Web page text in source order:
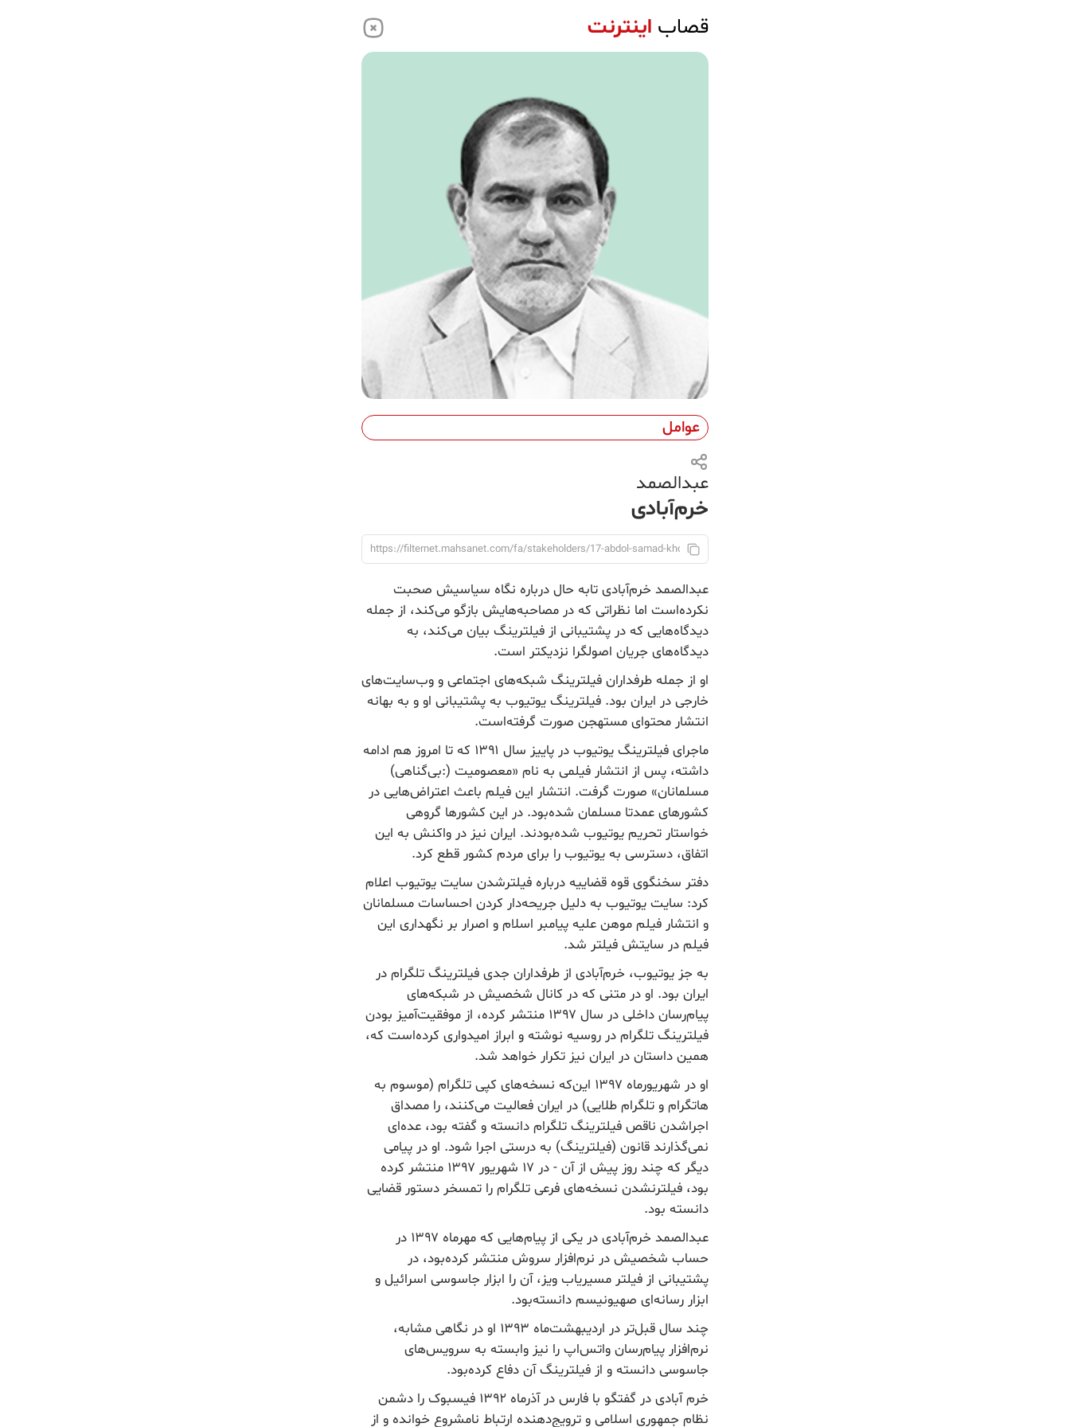
قصاب اینترنت
عوامل
عبدالصمد
خرم‌آبادی
عبدالصمد خرم‌آبادی تابه حال درباره نگاه سیاسیش صحبت
نکرده‌است اما نظراتی که در مصاحبه‌هایش بازگو می‌کند، از جمله
دیدگاه‌هایی که در پشتیبانی از فیلترینگ بیان می‌کند، به
دیدگاه‌های جریان اصولگرا نزدیکتر است.
او از جمله طرفداران فیلترینگ شبکه‌های اجتماعی و وب‌سایت‌های
خارجی در ایران بود. فیلترینگ یوتیوب به پشتیبانی او و به بهانه
انتشار محتوای مستهجن صورت گرفته‌است.
ماجرای فیلترینگ یوتیوب در پاییز سال ۱۳۹۱ که تا امروز هم ادامه
داشته، پس از انتشار فیلمی به نام «معصومیت (:بی‌گناهی)
مسلمانان» صورت گرفت. انتشار این فیلم باعث اعتراض‌هایی در
کشورهای عمدتا مسلمان شده‌بود. در این کشورها گروهی
خواستار تحریم یوتیوب شده‌بودند. ایران نیز در واکنش به این
اتفاق، دسترسی به یوتیوب را برای مردم کشور قطع کرد.
دفتر سخنگوی قوه قضاییه درباره فیلترشدن سایت یوتیوب اعلام
کرد: سایت یوتیوب به دلیل جریحه‌دار کردن احساسات مسلمانان
و انتشار فیلم موهن علیه پیامبر اسلام و اصرار بر نگهداری این
فیلم در سایتش فیلتر شد.
به جز یوتیوب، خرم‌آبادی از طرفداران جدی فیلترینگ تلگرام در
ایران بود. او در متنی که در کانال شخصیش در شبکه‌های
پیام‌رسان داخلی در سال ۱۳۹۷ منتشر کرده،‌ از موفقیت‌آمیز بودن
فیلترینگ تلگرام در روسیه نوشته و ابراز امیدواری کرده‌است که،
همین داستان در ایران نیز تکرار خواهد شد.
او در شهریورماه ۱۳۹۷ این‌که نسخه‌های کپی تلگرام (موسوم به
هاتگرام و تلگرام طلایی) در ایران فعالیت می‌کنند، را مصداق
اجراشدن ناقص فیلترینگ تلگرام دانسته و گفته بود، عده‌ای
نمی‌گذارند قانون (فیلترینگ) به درستی اجرا شود. او در پیامی
دیگر که چند روز پیش از آن - در ۱۷ شهریور ۱۳۹۷ منتشر کرده
بود، فیلترنشدن نسخه‌های فرعی تلگرام را تمسخر دستور قضایی
دانسته بود.
عبدالصمد خرم‌آبادی در یکی از پیام‌هایی که مهرماه ۱۳۹۷ در
حساب شخصیش در نرم‌افزار سروش منتشر کرده‌بود، در
پشتیبانی از فیلتر مسیریاب ویز، آن را ابزار جاسوسی اسرائیل و
ابزار رسانه‌ای صهیونیسم دانسته‌بود.
چند سال‌ قبل‌تر در اردیبهشت‌ماه ۱۳۹۳ او در نگاهی مشابه،
نرم‌افزار پیام‌رسان واتس‌اپ را نیز وابسته به سرویس‌های
جاسوسی دانسته و از فیلترینگ آن دفاع کرده‌بود.
خرم آبادی در گفتگو با فارس در آذرماه ۱۳۹۲ فیسبوک را دشمن
نظام جمهوری اسلامی و ترویج‌دهنده ارتباط نامشروع خوانده و از